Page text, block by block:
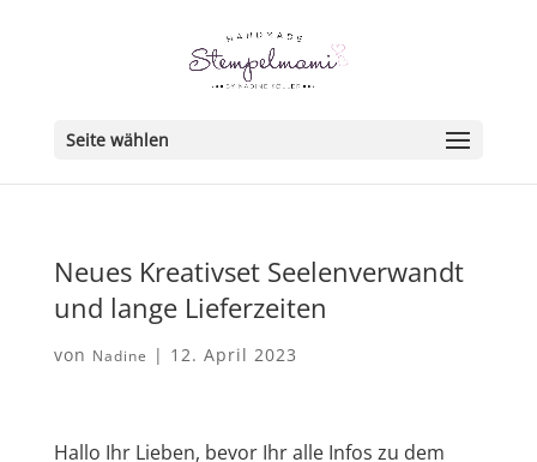
Seite wählen
Neues Kreativset Seelenverwandt
und lange Lieferzeiten
von Nadine | 12. April 2023
Hallo Ihr Lieben, bevor Ihr alle Infos zu dem